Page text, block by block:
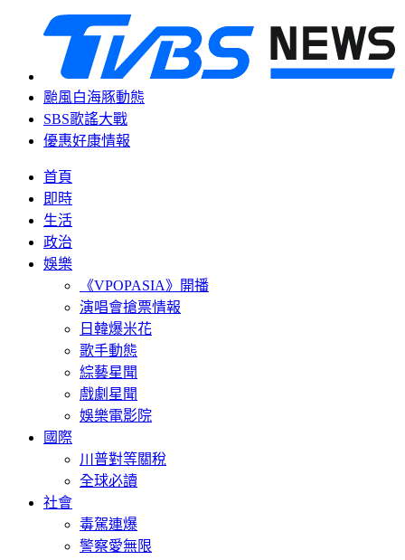
颱風白海豚動態
SBS歌謠大戰
優惠好康情報
首頁
即時
生活
政治
娛樂
《VPOPASIA》開播
演唱會搶票情報
日韓爆米花
歌手動態
綜藝星聞
戲劇星聞
娛樂電影院
國際
川普對等關稅
全球必讀
社會
毒駕連爆
警察愛無限